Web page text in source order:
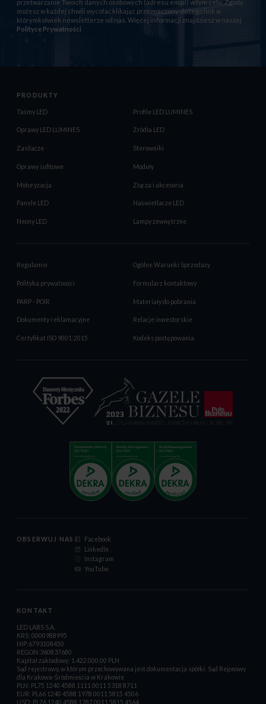
przetwarzanie Twoich danych osobowych (adresu email) w tym celu. Zgodę
możesz w każdej chwili wycofać klikając przeznaczony do tego link w
którymkolwiek newsletterze od nas. Więcej informacji znajdziesz w naszej
Polityce Prywatności
PRODUKTY
Taśmy LED Profile LED LUMINES
Oprawy LED LUMINES Źródła LED
Zasilacze Sterowniki
Oprawy sufitowe Moduły
Motoryzacja Złącza i akcesoria
Panele LED Naświetlacze LED
Neony LED Lampy zewnętrzne
Regulamin Ogólne Warunki Sprzedaży
Polityka prywatności Formularz kontaktowy
PARP - POIR Materiały do pobrania
Dokumenty reklamacyjne Relacje inwestorskie
Certyfikat ISO 9001:2015 Kodeks postępowania
OBSERWUJ NAS
Facebook
LinkedIn
Instagram
YouTube
KONTAKT
LED LABS S.A.
KRS: 0000988995
NIP:6793108450
REGON:360837680
Kapitał zakładowy: 1.422.000,00 PLN
Sąd rejestrowy, w którym przechowywana jest dokumentacja spółki: Sąd Rejonowy
dla Krakowa-Śródmieścia w Krakowie
PLN: PL75 1240 4588 1111 0011 5318 8711
EUR: PL66 1240 4588 1978 0011 5815 4506
USD: PL76 1240 4588 1787 0011 5815 4564